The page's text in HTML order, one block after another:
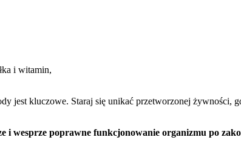
i witamin,
jest kluczowe. Staraj się unikać przetworzonej żywności,
i wesprze poprawne funkcjonowanie organizmu po